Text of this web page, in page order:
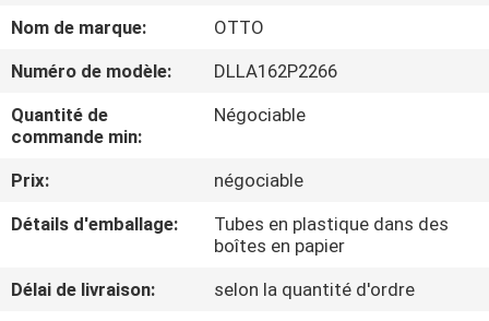
À
PROPOS
NOUS
DE
L'USINE
Nom de marque:
OTTO
Numéro de modèle:
DLLA162P2266
Quantité de
commande min:
Négociable
Prix:
négociable
Détails d'emballage:
Tubes en plastique dans des
boîtes en papier
Délai de livraison:
selon la quantité d'ordre